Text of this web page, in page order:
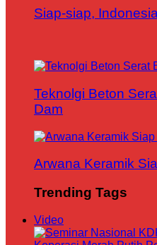
Siap-siap,
Teknolgi Beton
Dam
Arwana Keramik
Trending Tags
Video